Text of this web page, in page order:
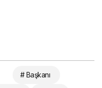
# Başkanı